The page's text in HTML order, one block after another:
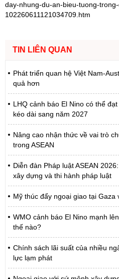
day-nhung-du-an-bieu-tuong-
102260611121034709.htm
TIN LIÊN QUAN
Phát triển quan hệ Việt Nam-
quả hơn
LHQ cảnh báo El Nino có thể
kéo dài sang năm 2027
Nâng cao nhận thức về vai trò
trong ASEAN
Diễn đàn Pháp luật ASEAN
xây dựng và thi hành pháp luật
Mỹ thúc đẩy ngoại giao tại
WMO cảnh báo El Nino mạnh
thế nào?
Chính sách lãi suất của nhiều
lực lạm phát